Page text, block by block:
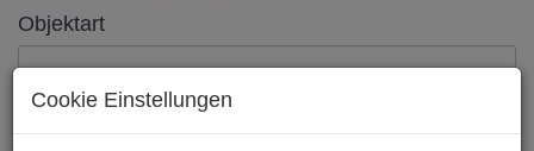
Objektart
Cookie Einstellungen